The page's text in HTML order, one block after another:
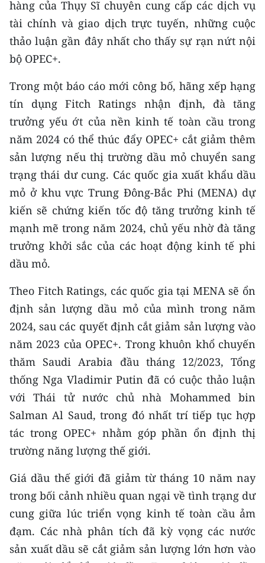
ENGLISH
中文
FRANÇAIS
РУССКИЙ
ESPAÑOL
한국어
hàng của Thụy Sĩ chuyên cung cấp các dịch vụ
tài chính và giao dịch trực tuyến, những cuộc
thảo luận gần đây nhất cho thấy sự rạn nứt nội
bộ OPEC+.
Trong một báo cáo mới công bố, hãng xếp hạng
tín dụng Fitch Ratings nhận định, đà tăng
trưởng yếu ớt của nền kinh tế toàn cầu trong
năm 2024 có thể thúc đẩy OPEC+ cắt giảm thêm
sản lượng nếu thị trường dầu mỏ chuyển sang
trạng thái dư cung. Các quốc gia xuất khẩu dầu
mỏ ở khu vực Trung Đông-Bắc Phi (MENA) dự
kiến sẽ chứng kiến tốc độ tăng trưởng kinh tế
mạnh mẽ trong năm 2024, chủ yếu nhờ đà tăng
trưởng khởi sắc của các hoạt động kinh tế phi
dầu mỏ.
Theo Fitch Ratings, các quốc gia tại MENA sẽ ổn
định sản lượng dầu mỏ của mình trong năm
2024, sau các quyết định cắt giảm sản lượng vào
năm 2023 của OPEC+. Trong khuôn khổ chuyến
thăm Saudi Arabia đầu tháng 12/2023, Tổng
thống Nga Vladimir Putin đã có cuộc thảo luận
với Thái tử nước chủ nhà Mohammed bin
Salman Al Saud, trong đó nhất trí tiếp tục hợp
tác trong OPEC+ nhằm góp phần ổn định thị
trường năng lượng thế giới.
Giá dầu thế giới đã giảm từ tháng 10 năm nay
trong bối cảnh nhiều quan ngại về tình trạng dư
cung giữa lúc triển vọng kinh tế toàn cầu ảm
đạm. Các nhà phân tích đã kỳ vọng các nước
sản xuất dầu sẽ cắt giảm sản lượng lớn hơn vào